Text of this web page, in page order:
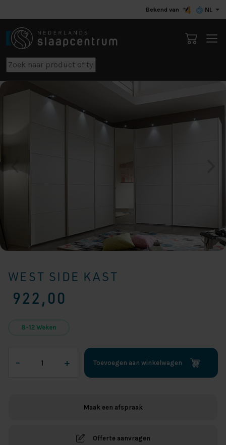
Bekend van NL
WEST SIDE KAST
922,00
8-12 Weken
–
Side
+ Toevoegen aan winkelwagen
Maak een afspraak
Offerte aanvragen